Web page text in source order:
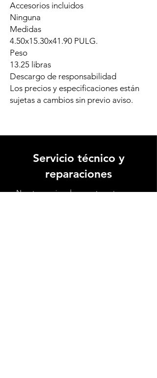
Accesorios incluidos
Ninguna
Medidas
4.50x15.30x41.90 PULG.
Peso
13.25 libras
Descargo de responsabilidad
Los precios y especificaciones están
sujetas a cambios sin previo aviso.
Servicio técnico y
reparaciones
Nuestro equipo de expertos artesanos y